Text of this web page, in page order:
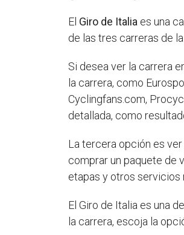
El Giro de Italia es una
de las tres carreras de
Si desea ver la carrera
la carrera, como
Cyclingfans.com,
detallada, como
La tercera opción es
comprar un paquete de
etapas y otros servicios
El Giro de Italia es una
la carrera, escoja la